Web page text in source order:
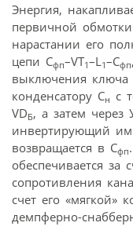
Энергия,
первичной обмотки
нарастании его
цепи Сфп–VT1–L 1–Cфп
выключения ключа
конденсатору Сн с
VDБ, а затем
инвертирующий
возвращается в Сфп
обеспечивается за
сопротивления
счет его «мягкой»
демпферно-